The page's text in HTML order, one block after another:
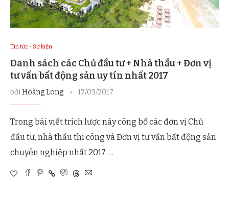
Tin tức - Sự kiện
Danh sách các Chủ đầu tư + Nhà thầu + Đơn vị
tư vấn bất động sản uy tín nhất 2017
bởiHoàng Long 17/03/2017
Trong bài viết trích lược này công bố các đơn vị Chủ
đầu tư, nhà thầu thi công và Đơn vị tư vấn bất động sản
chuyên nghiệp nhất 2017 …